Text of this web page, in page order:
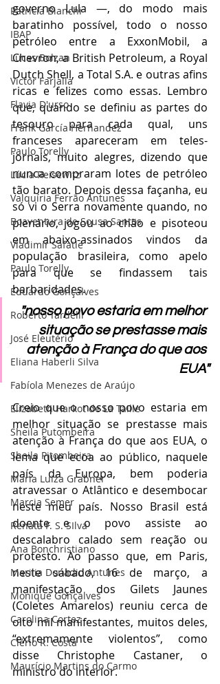
Patrícia Bianchi
IBAP
Lucas Bolzan
Victor Farjalla
Flavia D'urso
Frank García Hernandez
Paulo Torelly
Lúcia Reisewitz
Valquíria Ferrão Antunes
Boaventura de Sousa Santos
Vladimir Safatle
Paulo Torelly
Eduardo Gonçalves
Roberto Tardelli
José Eleutério
Eliana Haberli Silva
Fabíola Menezes de Araújo
Elizabeth Harkot de La Taille
Sheila Putombeira
Sheila Pitombeira
Maria Luiza Grabner
Marcia Semer
Renata F. S. SIlva
Ana Bonchristiano
Marilia Donadio Antunes
Monique Gonçalves
Carolina Cortez
Clério R. Costa
Maurício Martins do Carmo
governo Lula —, do modo mais
baratinho possível, todo o nosso
petróleo entre a ExxonMobil, a
Chevron, a British Petroleum, a Royal
Dutch Shell, a Total S.A. e outras afins
ricas e felizes como essas. Lembro
que, quando se definiu as partes do
tesouro para cada qual, uns
franceses apareceram em teles-
jornais, muito alegres, dizendo que
nunca compraram lotes de petróleo
tão barato. Depois dessa façanha, eu
só vi o Serra novamente quando, no
plenário, jogou ao chão e pisoteou
em abaixo-assinados vindos da
população brasileira, como apelo
para que se findassem tais
barbaridades.
"nosso povo estaria em melhor
situação se prestasse mais
atenção à França do que aos
EUA"
Creio que o nosso povo estaria em
melhor situação se prestasse mais
atenção à França do que aos EUA, o
lema que ecoa ao público, naquele
país da Europa, bem poderia
atravessar o Atlântico e desembocar
neste meu país. Nosso Brasil está
doente e o povo assiste ao
descalabro calado sem reação ou
protesto. Ao passo que, em Paris,
neste sábado, 16 de março, a
manifestação dos Gilets Jaunes
(Coletes Amarelos) reuniu cerca de
oito mil manifestantes, muitos deles,
“extremamente violentos”, como
disse Christophe Castaner, o
ministro do interior.